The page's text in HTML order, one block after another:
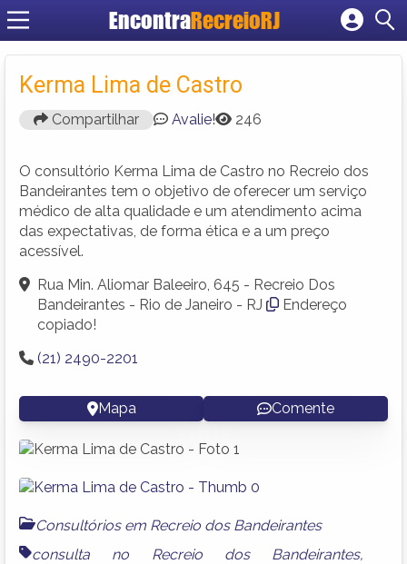
EncontraRecreioRJ
Cadastrar empresa
Criar conta
Kerma Lima de Castro
Compartilhar Avalie! 246
O consultório Kerma Lima de Castro no Recreio dos
Bandeirantes tem o objetivo de oferecer um serviço
médico de alta qualidade e um atendimento acima
das expectativas, de forma ética e a um preço
acessível.
Rua Min. Aliomar Baleeiro, 645 - Recreio Dos
Bandeirantes - Rio de Janeiro - RJ
Endereço
copiado!
(21) 2490-2201
Mapa Comente
Consultórios em Recreio dos Bandeirantes
consulta no Recreio dos Bandeirantes,